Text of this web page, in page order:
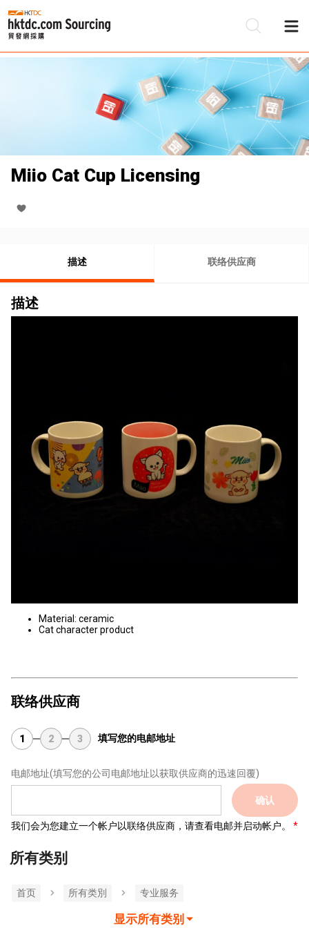
Miio Cat Cup Licensing
描述 联络供应商
描述
Material: ceramic
Cat character product
联络供应商
1 2 3 填写您的电邮地址
电邮地址(填写您的公司电邮地址以获取供应商的迅速回覆)
确认
我们会为您建立一个帐户以联络供应商，请查看电邮并启动帐户。
所有类别
首页 所有类別 专业服务
显示所有类别